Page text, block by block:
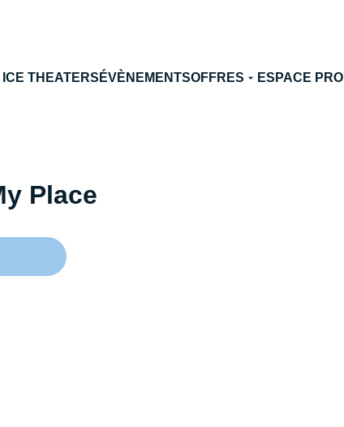
ICE THEATERS ÉVÈNEMENTSOFFRES ESPACE PRO
Place